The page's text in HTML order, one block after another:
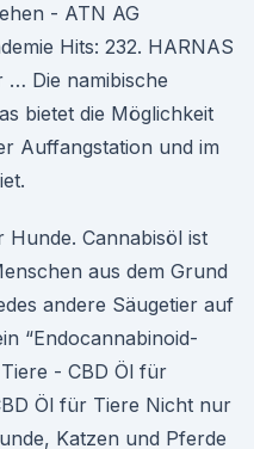
- ATN AG
Hits: 232. HARNAS
… Die namibische
bietet die Möglichkeit
Auffangstation und im
Hunde. Cannabisöl ist
aus dem Grund
andere Säugetier auf
“Endocannabinoid-
- CBD Öl für
Öl für Tiere Nicht nur
Katzen und Pferde